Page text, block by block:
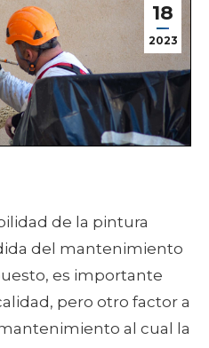
18
2023
de la pintura
del mantenimiento
es importante
pero otro factor a
al cual la